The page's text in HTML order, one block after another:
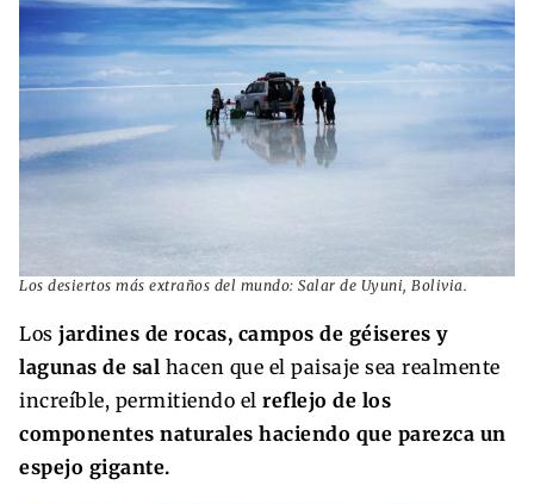
Los desiertos más extraños del mundo: Salar de Uyuni, Bolivia.
Los jardines de rocas, campos de géiseres y
lagunas de sal hacen que el paisaje sea realmente
increíble, permitiendo el reflejo de los
componentes naturales haciendo que parezca un
espejo gigante.